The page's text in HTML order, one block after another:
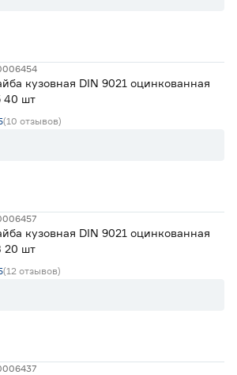
кузовная DIN 9021 оцинкованная
40 шт
(10 отзывов)
кузовная DIN 9021 оцинкованная
20 шт
(12 отзывов)